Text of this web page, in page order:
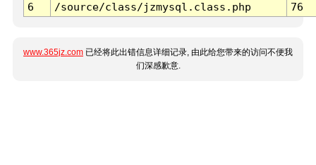
6
/source/class/jzmysql.class.php 76
www.365jz.com 已经将此出错信息详细记录, 由此给您带来的访问不便我
们深感歉意.